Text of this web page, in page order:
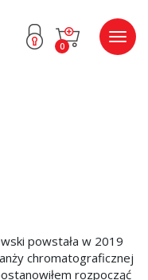
0
menu
powstała w 2019
chromatograficznej
rozpocząć